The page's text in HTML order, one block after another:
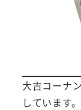
大吉コーナ
しています。